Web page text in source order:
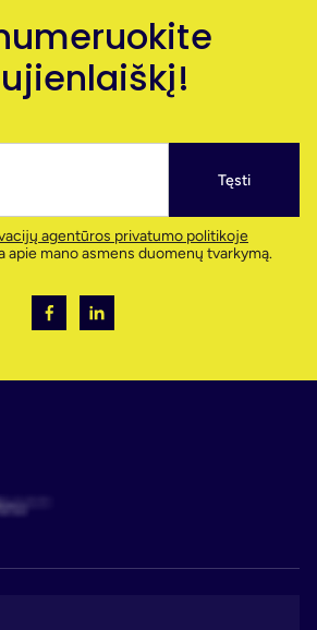
Tęsti
agentūros privatumo politikoje
apie mano asmens duomenų tvarkymą.